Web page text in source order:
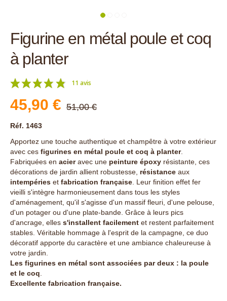
Figurine en métal poule et coq
à planter
11 avis
45,90 € 51,00 €
Réf. 1463
Apportez une touche authentique et champêtre à votre extérieur
avec ces figurines en métal poule et coq à planter.
Fabriquées en acieravec une peinture époxy résistante, ces
décorations de jardin allient robustesse, résistance aux
intempéries et fabrication française . Leur finition effet fer
vieilli s'intègre harmonieusement dans tous les styles
d'aménagement, qu'il s'agisse d'un massif fleuri, d'une pelouse,
d'un potager ou d'une plate-bande. Grâce à leurs pics
d'ancrage, elles s'installent facilement et restent parfaitement
stables. Véritable hommage à l'esprit de la campagne, ce duo
décoratif apporte du caractère et une ambiance chaleureuse à
votre jardin.
Les figurines en métal sont associées par deux : la poule
et le coq
Excellente fabrication française.